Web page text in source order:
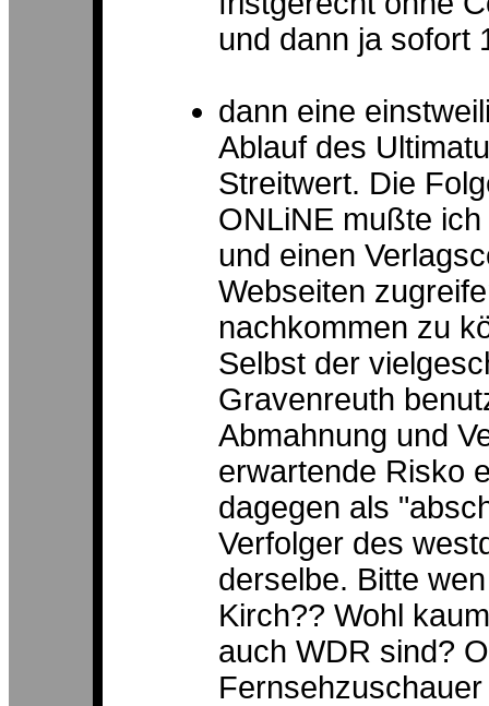
und dann ja sofort
dann eine
Ablauf des
Streitwert. Die
ONLiNE mußte
und einen
Webseiten
nachkommen zu
Selbst der
Gravenreuth
Abmahnung und
erwartende Risko
dagegen als
Verfolger des
derselbe. Bitte
Kirch?? Wohl
auch WDR sind?